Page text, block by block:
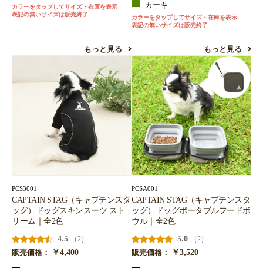
カラーをタップしてサイズ・在庫を表示
表記の無いサイズは販売終了
もっと見る
カーキ
カラーをタップしてサイズ・在庫を表示
表記の無いサイズは販売終了
もっと見る
PCS3001
CAPTAIN STAG（キャプテンスタ
ッグ）ドッグスキンスーツ スト
リーム｜全2色
4.5
（2）
販売価格：
￥4,400
PCSA001
CAPTAIN STAG（キャプテンスタ
ッグ）ドッグポータブルフードボ
ウル｜全2色
5.0
（2）
販売価格：
￥3,520